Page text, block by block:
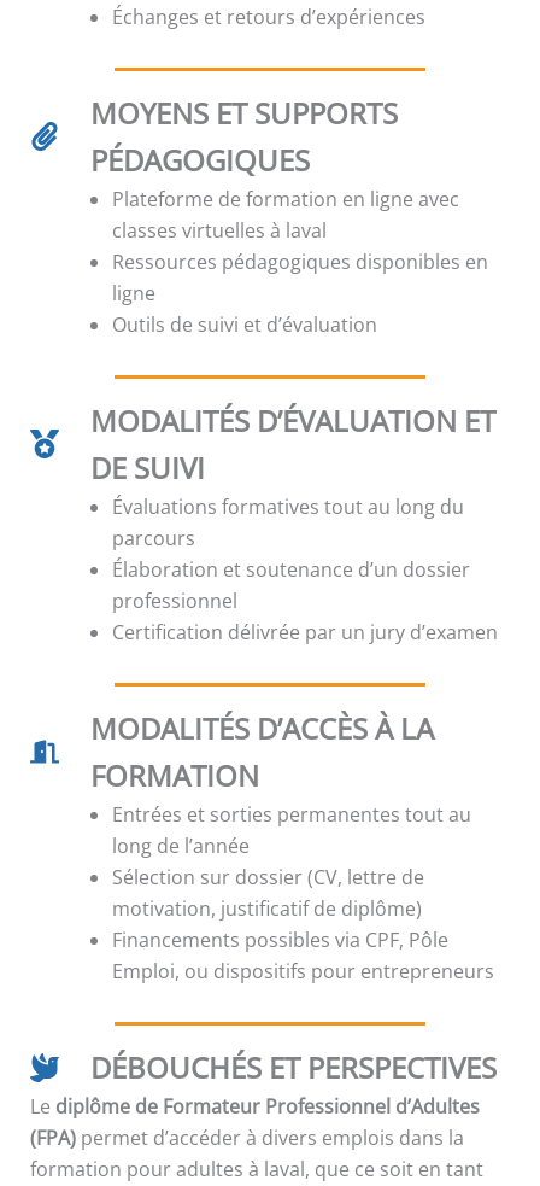
Échanges et retours d’expériences
MOYENS ET SUPPORTS
PÉDAGOGIQUES
Plateforme de formation en ligne avec
classes virtuelles à laval
Ressources pédagogiques disponibles en
ligne
Outils de suivi et d’évaluation
MODALITÉS D’ÉVALUATION ET
DE SUIVI
Évaluations formatives tout au long du
parcours
Élaboration et soutenance d’un dossier
professionnel
Certification délivrée par un jury d’examen
MODALITÉS D’ACCÈS À LA
FORMATION
Entrées et sorties permanentes tout au
long de l’année
Sélection sur dossier (CV, lettre de
motivation, justificatif de diplôme)
Financements possibles via CPF, Pôle
Emploi, ou dispositifs pour entrepreneurs
DÉBOUCHÉS ET PERSPECTIVES
Le diplôme de Formateur Professionnel d’Adultes
(FPA) permet d’accéder à divers emplois dans la
formation pour adultes à laval, que ce soit en tant